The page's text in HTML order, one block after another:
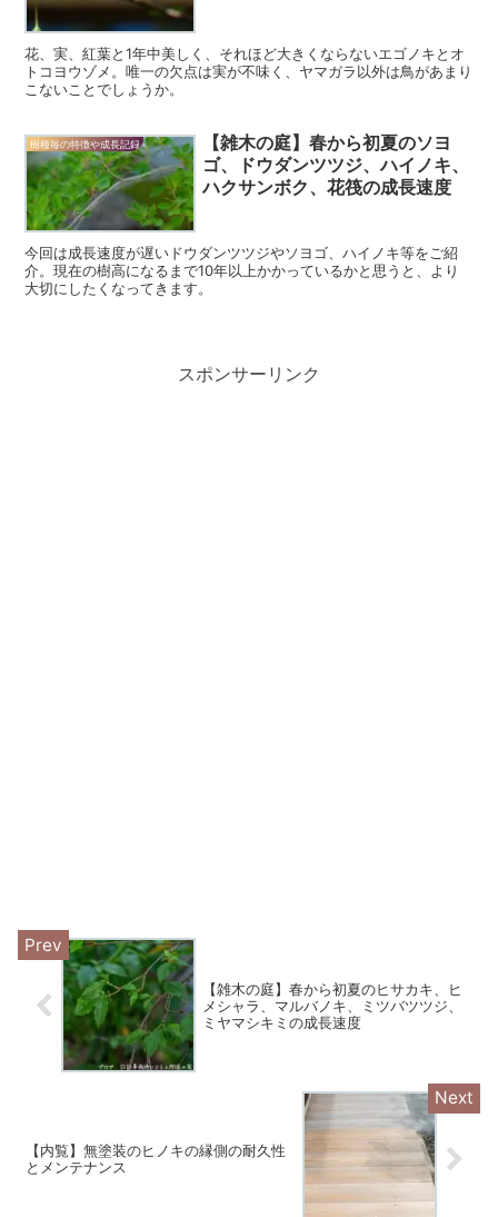
花、実、紅葉と1年中美しく、それほど大きくならないエゴノキとオ
トコヨウゾメ。唯一の欠点は実が不味く、ヤマガラ以外は鳥があまり
こないことでしょうか。
樹種毎の特徴や成長記録
【雑木の庭】春から初夏のソヨ
ゴ、ドウダンツツジ、ハイノキ、
ハクサンボク、花筏の成長速度
今回は成長速度が遅いドウダンツツジやソヨゴ、ハイノキ等をご紹
介。現在の樹高になるまで10年以上かかっているかと思うと、より
大切にしたくなってきます。
スポンサーリンク
【雑木の庭】春から初夏のヒサカキ、ヒ
メシャラ、マルバノキ、ミツバツツジ、
ミヤマシキミの成長速度
【内覧】無塗装のヒノキの縁側の耐久性
とメンテナンス